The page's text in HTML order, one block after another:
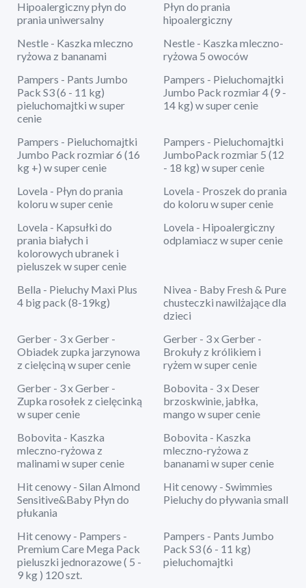
Hipoalergiczny płyn do
prania uniwersalny
Płyn do prania
hipoalergiczny
Nestle - Kaszka mleczno
ryżowa z bananami
Nestle - Kaszka mleczno-
ryżowa 5 owoców
Pampers - Pants Jumbo
Pack S3 (6 - 11 kg)
pieluchomajtki w super
cenie
Pampers - Pieluchomajtki
Jumbo Pack rozmiar 4 (9 -
14 kg) w super cenie
Pampers - Pieluchomajtki
Jumbo Pack rozmiar 6 (16
kg +) w super cenie
Pampers - Pieluchomajtki
JumboPack rozmiar 5 (12
- 18 kg) w super cenie
Lovela - Płyn do prania
koloru w super cenie
Lovela - Proszek do prania
do koloru w super cenie
Lovela - Kapsułki do
prania białych i
kolorowych ubranek i
pieluszek w super cenie
Lovela - Hipoalergiczny
odplamiacz w super cenie
Bella - Pieluchy Maxi Plus
4 big pack (8-19kg)
Nivea - Baby Fresh & Pure
chusteczki nawilżające dla
dzieci
Gerber - 3 x Gerber -
Obiadek zupka jarzynowa
z cielęciną w super cenie
Gerber - 3 x Gerber -
Brokuły z królikiem i
ryżem w super cenie
Gerber - 3 x Gerber -
Zupka rosołek z cielęcinką
w super cenie
Bobovita - 3 x Deser
brzoskwinie, jabłka,
mango w super cenie
Bobovita - Kaszka
mleczno-ryżowa z
malinami w super cenie
Bobovita - Kaszka
mleczno-ryżowa z
bananami w super cenie
Hit cenowy - Silan Almond
Sensitive&Baby Płyn do
płukania
Hit cenowy - Swimmies
Pieluchy do pływania small
Hit cenowy - Pampers -
Premium Care Mega Pack
pieluszki jednorazowe ( 5 -
9 kg ) 120 szt.
Pampers - Pants Jumbo
Pack S3 (6 - 11 kg)
pieluchomajtki